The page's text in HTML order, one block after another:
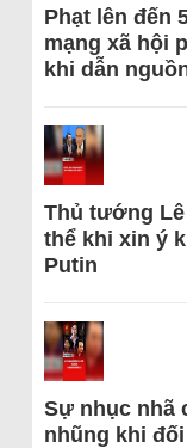
Phạt lên đến
mạng xã hội
khi dẫn
Thủ tướng
thể khi xin ý
Putin
Sự nhục nhã
nhũng khi